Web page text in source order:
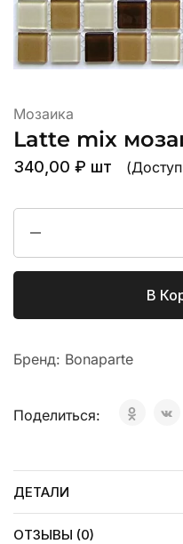
Мозаика
Latte mix
340,00 ₽ шт
В
Бренд: Bonaparte
Поделиться:
ДЕТАЛИ
ОТЗЫВЫ (0)